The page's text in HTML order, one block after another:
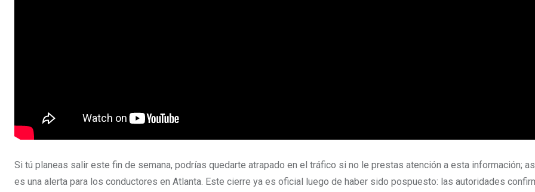
Si tú planeas salir este fin de semana, podrías quedarte atrapado en el tráfico si no le prestas atención a esta información;
es una alerta para los conductores en Atlanta. Este cierre ya es oficial luego de haber sido pospuesto: las autoridades